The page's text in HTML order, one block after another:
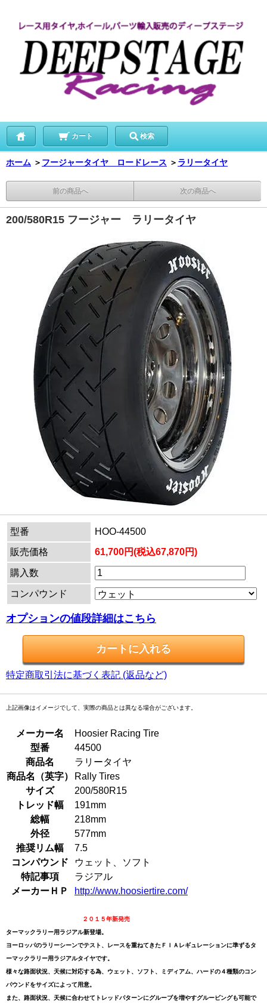
カート 検索
ホーム ＞ フージャータイヤ ロードレース ＞ ラリータイヤ
前の商品へ 次の商品へ
200/580R15 フージャー ラリータイヤ
型番
HOO-44500
販売価格
61,700円(税込67,870円)
購入数
コンパウンド
オプションの値段詳細はこちら
特定商取引法に基づく表記 (返品など)
上記画像はイメージでして、実際の商品とは異なる場合がございます。
メーカー名
Hoosier Racing Tire
型番
44500
商品名
ラリータイヤ
商品名（英字）
Rally Tires
サイズ
200/580R15
トレッド幅
191mm
総幅
218mm
外径
577mm
推奨リム幅
7.5
コンパウンド
ウェット、ソフト
特記事項
ラジアル
メーカーＨＰ
http://www.hoosiertire.com/
２０１５年新発売
ターマックラリー用ラジアル新登場。
ヨーロッパのラリーシーンでテスト、レースを重ねてきたＦＩＡレギュレーションに準ずるタ
ーマックラリー用ラジアルタイヤです。
様々な路面状況、天候に対応する為、ウェット、ソフト、ミディアム、ハードの４種類のコン
パウンドをサイズによって用意。
また、路面状況、天候に合わせてトレッドパターンにグルーブを増やすグルービングも可能で